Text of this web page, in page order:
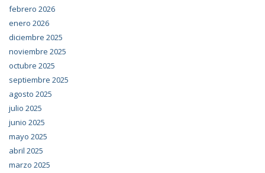
febrero 2026
enero 2026
diciembre 2025
noviembre 2025
octubre 2025
septiembre 2025
agosto 2025
julio 2025
junio 2025
mayo 2025
abril 2025
marzo 2025